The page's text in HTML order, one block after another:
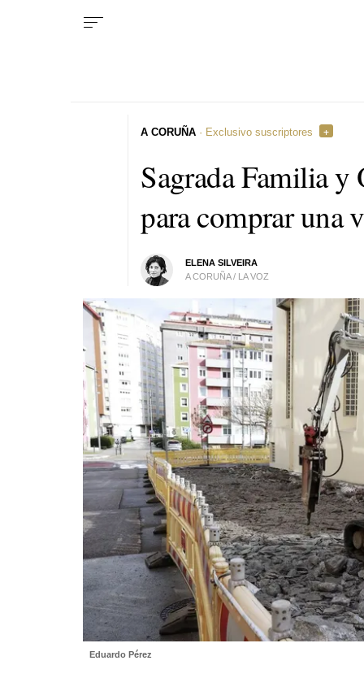
Sagrada Familia y
para comprar una
ELENA SILVEIRA
A CORUÑA / LA VOZ
A CORUÑA · Exclusivo suscriptores
Eduardo Pérez